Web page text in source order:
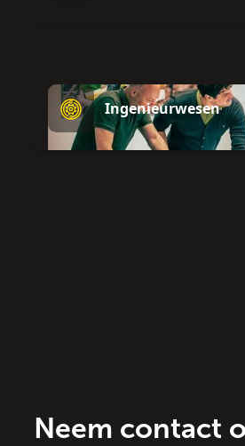
Ingenieurwesen
Neem contact